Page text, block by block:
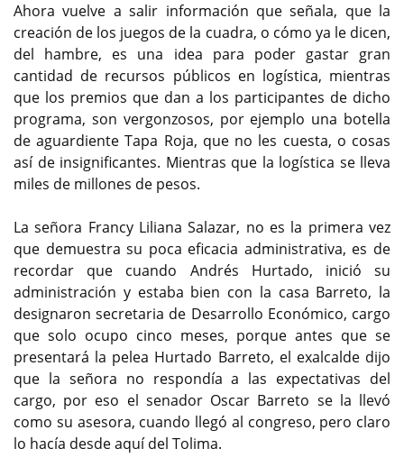
Ahora vuelve a salir información que señala, que la
creación de los juegos de la cuadra, o cómo ya le dicen,
del hambre, es una idea para poder gastar gran
cantidad de recursos públicos en logística, mientras
que los premios que dan a los participantes de dicho
programa, son vergonzosos, por ejemplo una botella
de aguardiente Tapa Roja, que no les cuesta, o cosas
así de insignificantes. Mientras que la logística se lleva
miles de millones de pesos.
La señora Francy Liliana Salazar, no es la primera vez
que demuestra su poca eficacia administrativa, es de
recordar que cuando Andrés Hurtado, inició su
administración y estaba bien con la casa Barreto, la
designaron secretaria de Desarrollo Económico, cargo
que solo ocupo cinco meses, porque antes que se
presentará la pelea Hurtado Barreto, el exalcalde dijo
que la señora no respondía a las expectativas del
cargo, por eso el senador Oscar Barreto se la llevó
como su asesora, cuando llegó al congreso, pero claro
lo hacía desde aquí del Tolima.